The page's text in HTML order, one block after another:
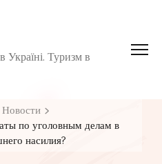
Україні. Туризм в
Новости
по уголовным делам в
насилия?